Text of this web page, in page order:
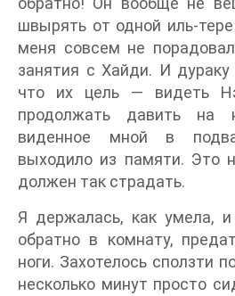
швырять от одной иль-
меня совсем не
занятия с Хайди. И
что их цель — видеть
продолжать давить на
виденное мной в
выходило из памяти. Это
должен так страдать.
Я держалась, как умела,
обратно в комнату,
ноги. Захотелось сползти
несколько минут просто